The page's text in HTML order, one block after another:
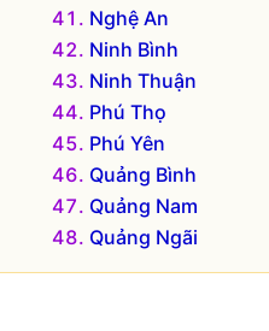
Nghệ An
Ninh Bình
Ninh Thuận
Phú Thọ
Phú Yên
Quảng Bình
Quảng Nam
Quảng Ngãi